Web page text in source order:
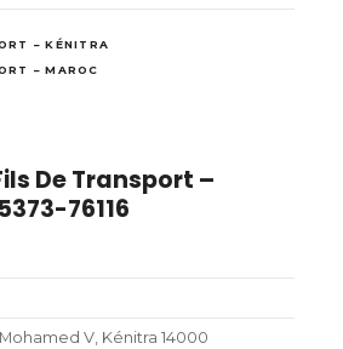
– KÉNITRA
– MAROC
De Transport –
76116
V, Kénitra 14000